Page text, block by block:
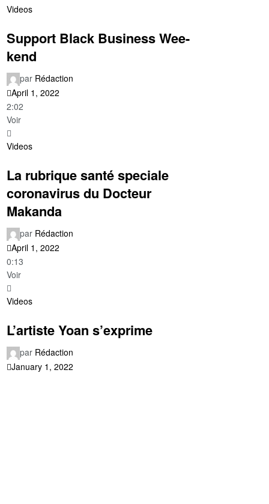
Videos
Support Black Business Wee-
kend
par Rédaction
April 1, 2022
2:02
Voir
Videos
La rubrique santé speciale
coronavirus du Docteur
Makanda
par Rédaction
April 1, 2022
0:13
Voir
Videos
L’artiste Yoan s’exprime
par Rédaction
January 1, 2022